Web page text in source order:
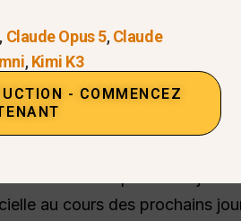
compte Gmail personnel
Google One Premium de
automatiquement à jour
au cours des prochains
, Claude Opus 5,Claude
,Kimi K3
- COMMENCEZ